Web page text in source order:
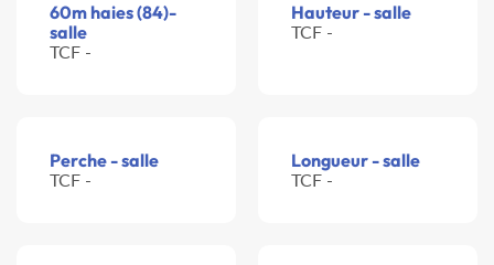
60m haies (84)-
salle
TCF -
Hauteur - salle
TCF -
Perche - salle
TCF -
Longueur - salle
TCF -